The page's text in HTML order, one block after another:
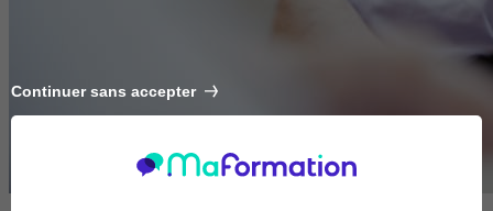
Continuer sans accepter